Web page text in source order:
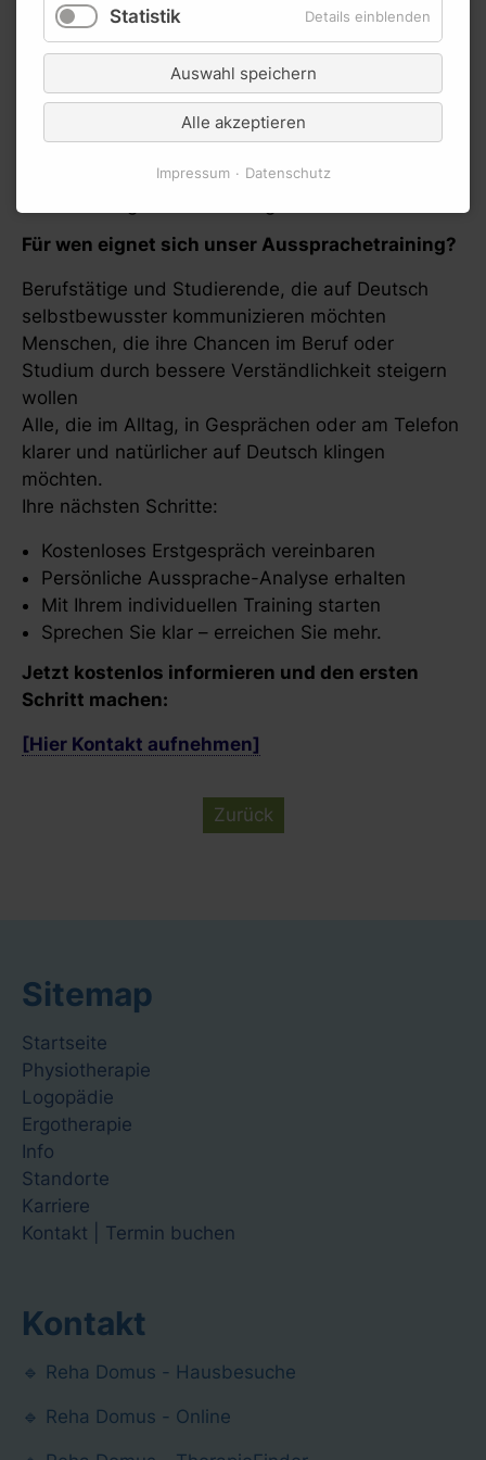
Berufskommunikation oder Präsentationen – Sie
trainieren genau das, was Sie brauchen.
Flexible Online-Termine: Unser Training passt
sich Ihrem Zeitplan an – bequem von zuhause
oder unterwegs.
Feedback, klare Korrekturen und konkrete Tipps
Für wen eignet sich unser Aussprachetraining?
Berufstätige und Studierende, die auf Deutsch
selbstbewusster kommunizieren möchten
Menschen, die ihre Chancen im Beruf oder
Studium durch bessere Verständlichkeit steigern
wollen
Alle, die im Alltag, in Gesprächen oder am Telefon
klarer und natürlicher auf Deutsch klingen
möchten.
Ihre nächsten Schritte:
Kostenloses Erstgespräch vereinbaren
Persönliche Aussprache-Analyse erhalten
Mit Ihrem individuellen Training starten
Sprechen Sie klar – erreichen Sie mehr.
Jetzt kostenlos informieren und den ersten
Schritt machen:
[Hier Kontakt aufnehmen]
Zurück
Sitemap
Navigation
überspringen
Startseite
Physiotherapie
Logopädie
Ergotherapie
Info
Standorte
Karriere
Kontakt | Termin buchen
Kontakt
🔹 Reha Domus - Hausbesuche
🔹 Reha Domus - Online
Statistik Details einblenden
Auswahl speichern
Alle akzeptieren
Impressum Datenschutz